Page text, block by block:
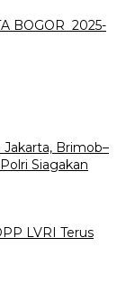
BOGOR 2025-
Brimob–
Siagakan
LVRI Terus